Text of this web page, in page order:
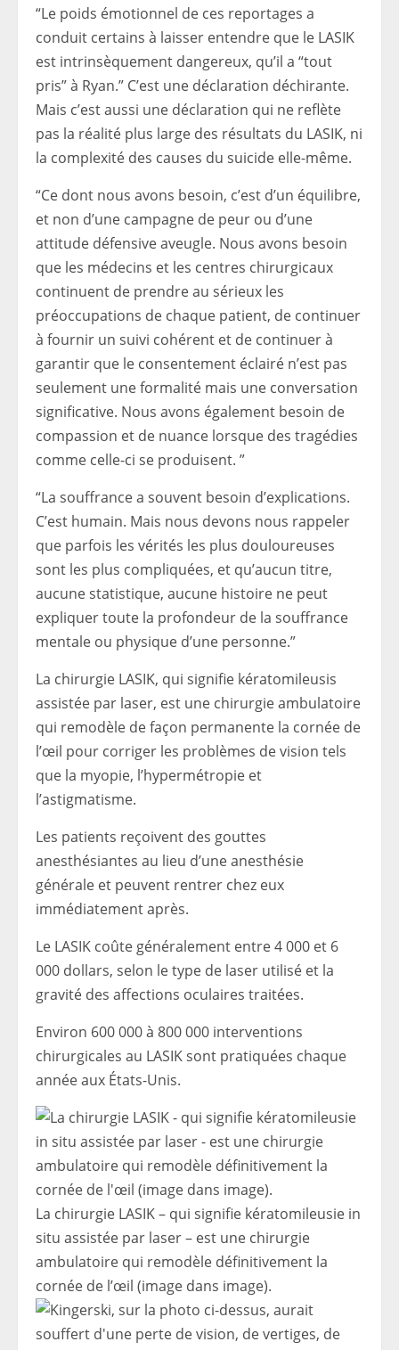
“Le poids émotionnel de ces reportages a
conduit certains à laisser entendre que le LASIK
est intrinsèquement dangereux, qu’il a “tout
pris” à Ryan.” C’est une déclaration déchirante.
Mais c’est aussi une déclaration qui ne reflète
pas la réalité plus large des résultats du LASIK, ni
la complexité des causes du suicide elle-même.
“Ce dont nous avons besoin, c’est d’un équilibre,
et non d’une campagne de peur ou d’une
attitude défensive aveugle. Nous avons besoin
que les médecins et les centres chirurgicaux
continuent de prendre au sérieux les
préoccupations de chaque patient, de continuer
à fournir un suivi cohérent et de continuer à
garantir que le consentement éclairé n’est pas
seulement une formalité mais une conversation
significative. Nous avons également besoin de
compassion et de nuance lorsque des tragédies
comme celle-ci se produisent. ”
“La souffrance a souvent besoin d’explications.
C’est humain. Mais nous devons nous rappeler
que parfois les vérités les plus douloureuses
sont les plus compliquées, et qu’aucun titre,
aucune statistique, aucune histoire ne peut
expliquer toute la profondeur de la souffrance
mentale ou physique d’une personne.”
La chirurgie LASIK, qui signifie kératomileusis
assistée par laser, est une chirurgie ambulatoire
qui remodèle de façon permanente la cornée de
l’œil pour corriger les problèmes de vision tels
que la myopie, l’hypermétropie et
l’astigmatisme.
Les patients reçoivent des gouttes
anesthésiantes au lieu d’une anesthésie
générale et peuvent rentrer chez eux
immédiatement après.
Le LASIK coûte généralement entre 4 000 et 6
000 dollars, selon le type de laser utilisé et la
gravité des affections oculaires traitées.
Environ 600 000 à 800 000 interventions
chirurgicales au LASIK sont pratiquées chaque
année aux États-Unis.
La chirurgie LASIK – qui signifie kératomileusie in
situ assistée par laser – est une chirurgie
ambulatoire qui remodèle définitivement la
cornée de l’œil (image dans image).